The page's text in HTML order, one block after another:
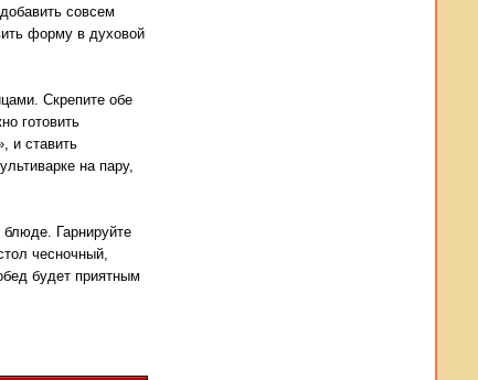
совсем
форму в духовой
Скрепите обе
готовить
и ставить
на пару,
Гарнируйте
чесночный,
будет приятным